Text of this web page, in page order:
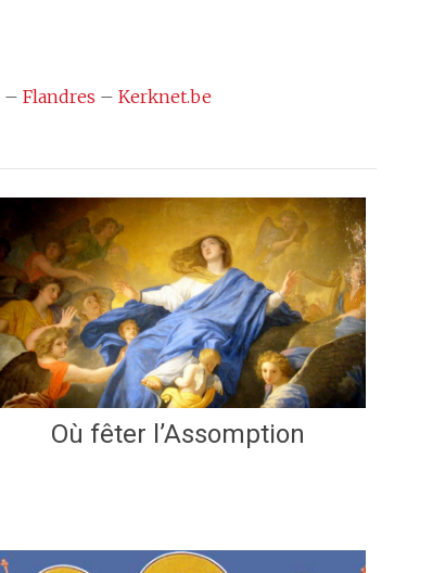
– Flandres – Kerknet.be
Où fêter l’Assomption